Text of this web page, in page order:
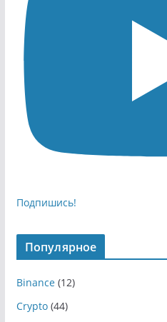
Подпишись!
Популярное
Binance(12)
Crypto(44)